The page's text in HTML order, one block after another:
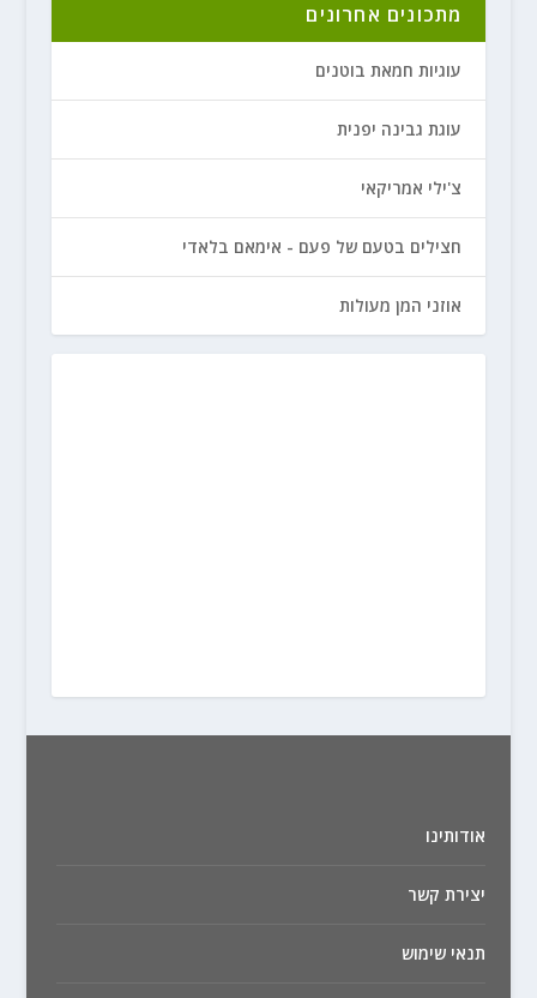
מתכונים אחרונים
עוגיות חמאת בוטנים
עוגת גבינה יפנית
צ'ילי אמריקאי
חצילים בטעם של פעם - אימאם בלאדי
אוזני המן מעולות
אודותינו
יצירת קשר
תנאי שימוש